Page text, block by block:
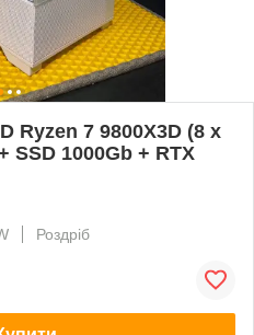
Ryzen 7 9800X3D (8 x
SSD 1000Gb + RTX
Роздріб